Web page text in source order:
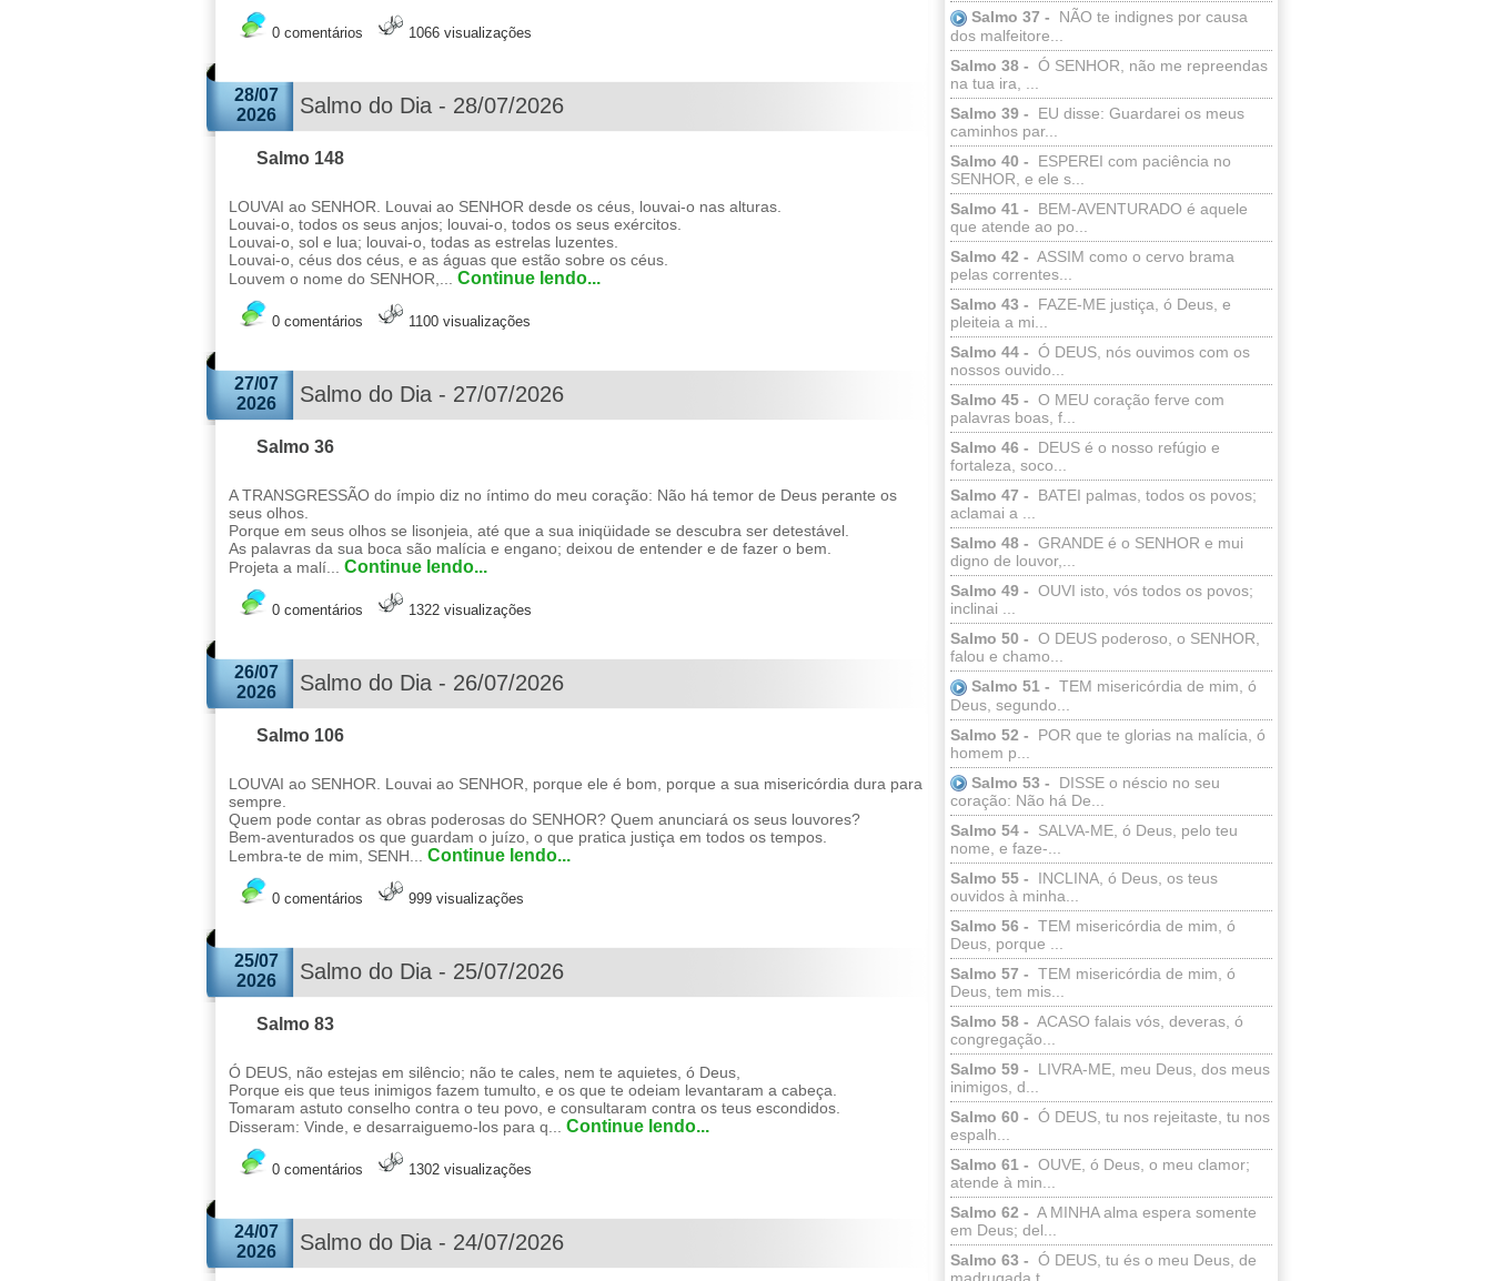
Salmo 37 -
NÃO te indignes por causa
dos malfeitore...
Salmo 38 - Ó SENHOR, não me repreendas
na tua ira, ...
Salmo 39 -
EU disse: Guardarei os meus
caminhos par...
Salmo 40 -
ESPEREI com paciência no
SENHOR, e ele s...
Salmo 41 -
BEM-AVENTURADO é aquele
que atende ao po...
Salmo 42 - ASSIM como o cervo brama
pelas correntes...
Salmo 43 -
FAZE-ME justiça, ó Deus, e
pleiteia a mi...
Salmo 44 - Ó DEUS, nós ouvimos com os
nossos ouvido...
Salmo 45 - O MEU coração ferve com
palavras boas, f...
Salmo 46 -
DEUS é o nosso refúgio e
fortaleza, soco...
Salmo 47 -
BATEI palmas, todos os povos;
aclamai a ...
Salmo 48 - GRANDE é o SENHOR e mui
digno de louvor,...
Salmo 49 - OUVI isto, vós todos os povos;
inclinai ...
Salmo 50 - O DEUS poderoso, o SENHOR,
falou e chamo...
Salmo 51 - TEM misericórdia de mim, ó
Deus, segundo...
Salmo 52 -
POR que te glorias na malícia, ó
homem p...
Salmo 53 -
DISSE o néscio no seu
coração: Não há De...
Salmo 54 -
SALVA-ME, ó Deus, pelo teu
nome, e faze-...
Salmo 55 -
INCLINA, ó Deus, os teus
ouvidos à minha...
Salmo 56 - TEM misericórdia de mim, ó
Deus, porque ...
Salmo 57 - TEM misericórdia de mim, ó
Deus, tem mis...
Salmo 58 - ACASO falais vós, deveras, ó
congregação...
Salmo 59 -
LIVRA-ME, meu Deus, dos meus
inimigos, d...
Salmo 60 - Ó DEUS, tu nos rejeitaste, tu nos
espalh...
Salmo 61 - OUVE, ó Deus, o meu clamor;
atende à min...
Salmo 62 - A MINHA alma espera somente
em Deus; del...
Salmo 63 - Ó DEUS, tu és o meu Deus, de
0 comentários 1066 visualizações
28/07
2026
Salmo do Dia - 28/07/2026
Salmo 148
LOUVAI ao SENHOR. Louvai ao SENHOR desde os céus, louvai-o nas alturas.
Louvai-o, todos os seus anjos; louvai-o, todos os seus exércitos.
Louvai-o, sol e lua; louvai-o, todas as estrelas luzentes.
Louvai-o, céus dos céus, e as águas que estão sobre os céus.
Louvem o nome do SENHOR,... Continue lendo...
0 comentários 1100 visualizações
27/07
2026
Salmo do Dia - 27/07/2026
Salmo 36
A TRANSGRESSÃO do ímpio diz no íntimo do meu coração: Não há temor de Deus perante os
seus olhos.
Porque em seus olhos se lisonjeia, até que a sua iniqüidade se descubra ser detestável.
As palavras da sua boca são malícia e engano; deixou de entender e de fazer o bem.
Projeta a malí... Continue lendo...
0 comentários 1322 visualizações
26/07
2026
Salmo do Dia - 26/07/2026
Salmo 106
LOUVAI ao SENHOR. Louvai ao SENHOR, porque ele é bom, porque a sua misericórdia dura para
sempre.
Quem pode contar as obras poderosas do SENHOR? Quem anunciará os seus louvores?
Bem-aventurados os que guardam o juízo, o que pratica justiça em todos os tempos.
Lembra-te de mim, SENH... Continue lendo...
0 comentários 999 visualizações
25/07
2026
Salmo do Dia - 25/07/2026
Salmo 83
Ó DEUS, não estejas em silêncio; não te cales, nem te aquietes, ó Deus,
Porque eis que teus inimigos fazem tumulto, e os que te odeiam levantaram a cabeça.
Tomaram astuto conselho contra o teu povo, e consultaram contra os teus escondidos.
Disseram: Vinde, e desarraiguemo-los para q... Continue lendo...
0 comentários 1302 visualizações
24/07
2026
Salmo do Dia - 24/07/2026